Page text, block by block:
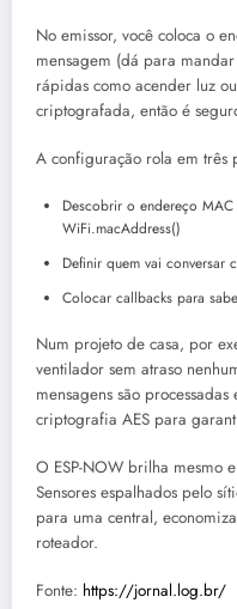
No emissor, você coloca o
mensagem (dá para
rápidas como acender luz
criptografada, então é
A configuração rola em três
Descobrir o endereço
WiFi.macAddress()
Definir quem vai conversar
Colocar callbacks para
Num projeto de casa, por
ventilador sem atraso
mensagens são
criptografia AES para
O ESP-NOW brilha mesmo
Sensores espalhados pelo
para uma central,
roteador.
Fonte: https://jornal.log.br/